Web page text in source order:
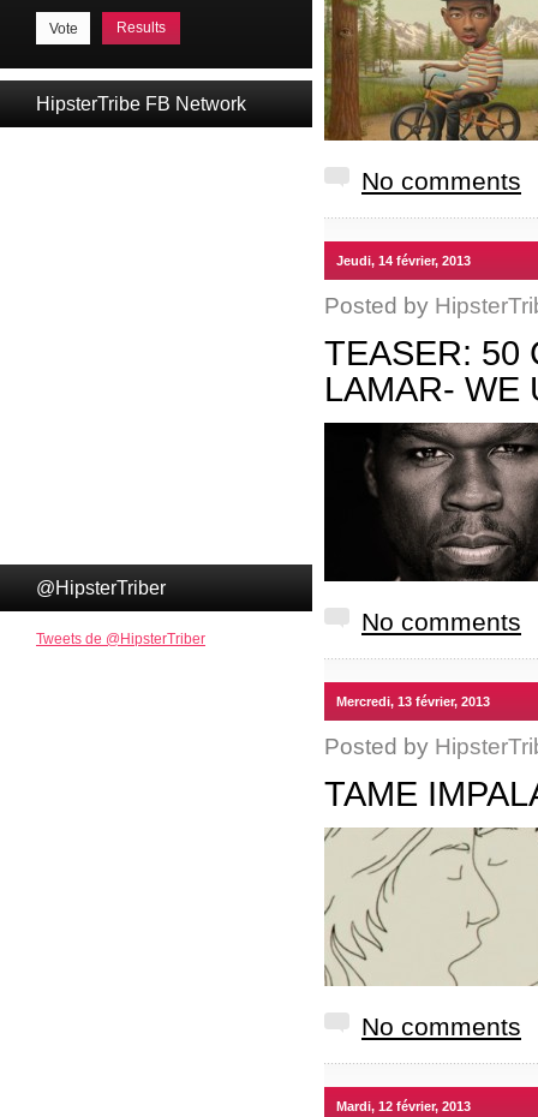
Results
HipsterTribe FB Network
@HipsterTriber
Tweets de @HipsterTriber
No comments
Jeudi, 14 février, 2013
Posted by
TEASER: 50
LAMAR- WE
No comments
Mercredi, 13 février, 2013
Posted by
TAME
No comments
Mardi, 12 février, 2013